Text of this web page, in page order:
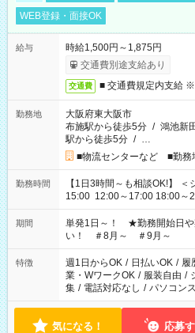
WEB登録・面接OK
給与
時給1,500円～1,875円
交通費別途支給あり
交通費 ■ 交通費規定内支給
勤務地
大阪府東大阪市
布施駅から徒歩5分 / 鴻池新
駅から徒歩5分 / …
■物流センターなど ■勤務
勤務時間
【1日3時間～も相談OK!】 ＜シフト例＞ 9:00～12:00 10:00～
15:00 12:00～17:00 18:00～21:00 など こちら
お気軽にご相談ください！
期間
単発1日～！ ★勤務開始日や
い！ ＃8月～ ＃9月～
特徴 週1日からOK / 日払いOK / 履
業・WワークOK / 服装自由 /
集 / 電話対応なし / パソコン
気になる！ 応募